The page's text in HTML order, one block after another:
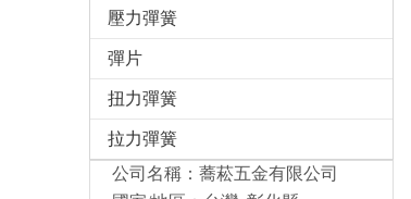
壓力彈簧
彈片
扭力彈簧
拉力彈簧
公司名稱：蕎菘五金有限公司